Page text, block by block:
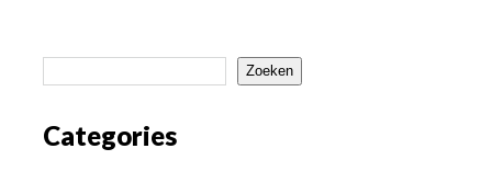
Zoeken
Categories